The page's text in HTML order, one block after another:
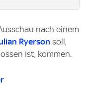
nach einem
Ryerson soll,
ist, kommen.